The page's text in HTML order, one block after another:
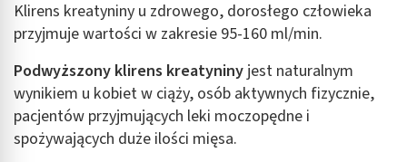
Klirens kreatyniny u zdrowego, dorosłego człowieka
przyjmuje wartości w zakresie 95-160 ml/min.
Podwyższony klirens kreatyniny jest naturalnym
wynikiem u kobiet w ciąży, osób aktywnych fizycznie,
pacjentów przyjmujących leki moczopędne i
spożywających duże ilości mięsa.
Użycie dokładnych danych geolokalizacyjnych
Identyfikowanie urządzeń na podstawie
Cele przetwarzania inne niż IAB:
Niezbędne
Wydajność (Performance)